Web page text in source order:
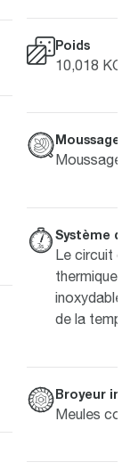
Poids
10,018 KG
Système
Le circuit
thermique
de la
Broyeur
Meules